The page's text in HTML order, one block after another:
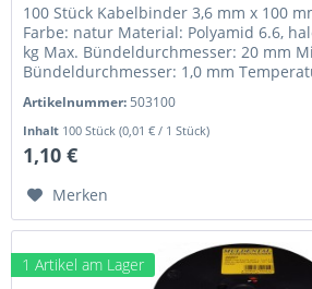
100 Stück Kabelbinder 3,6 mm x 100
Farbe: natur Material: Polyamid 6.6,
kg Max. Bündeldurchmesser: 20 mm
Bündeldurchmesser: 1,0 mm
Artikelnummer: 503100
Inhalt 100 Stück(0,01 € / 1 Stück)
1,10 €
Merken
1 Artikel am Lager